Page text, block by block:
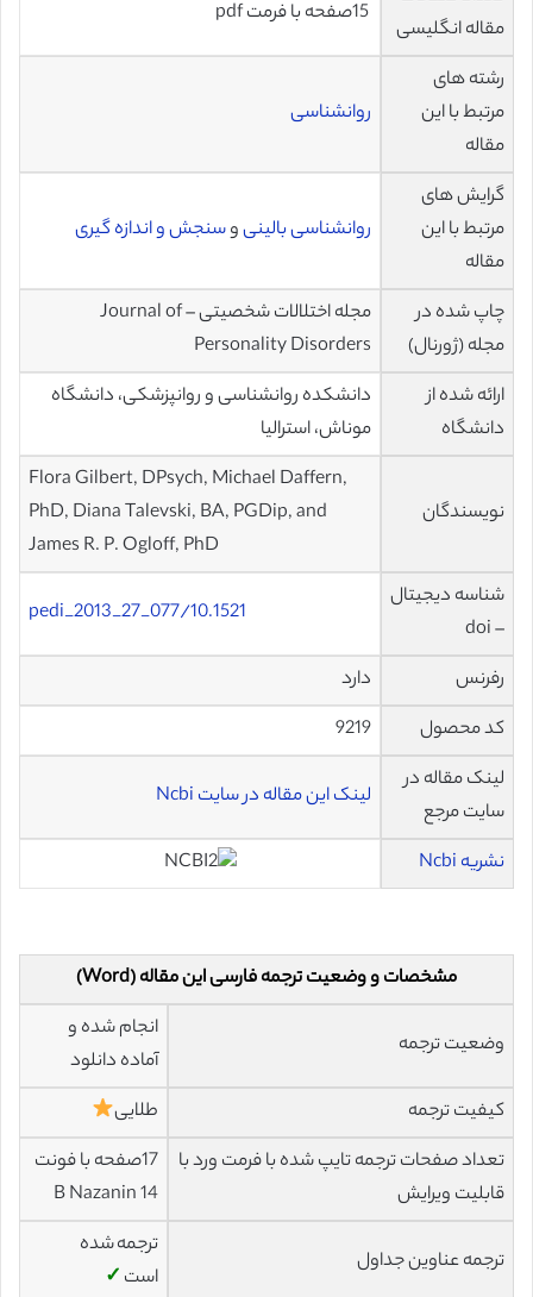
مقاله انگلیسی
رشته های
مرتبط با این
مقاله
روانشناسی
گرایش های
مرتبط با این
مقاله
روانشناسی بالینیوسنجش و اندازه گیری
چاپ شده در
مجله (ژورنال)
مجله اختلالات شخصیتی – Journal of
Personality Disorders
ارائه شده از
دانشگاه
دانشکده روانشناسی و روانپزشکی، دانشگاه
موناش، استرالیا
نویسندگان
Flora Gilbert, DPsych, Michael Daffern,
PhD, Diana Talevski, BA, PGDip, and
James R. P. Ogloff, PhD
شناسه دیجیتال
– doi
10.1521/pedi_2013_27_077
رفرنس
دارد
کد محصول
9219
لینک مقاله در
سایت مرجع
لینک این مقاله در سایت Ncbi
نشریه Ncbi
مشخصات و وضعیت ترجمه فارسی این مقاله (Word)
وضعیت ترجمه
انجام شده و
آماده دانلود
کیفیت ترجمه
طلایی
تعداد صفحات ترجمه تایپ شده با فرمت ورد با
قابلیت ویرایش
17صفحه با فونت
14 B Nazanin
ترجمه عناوین جداول
ترجمه شده
است ✓